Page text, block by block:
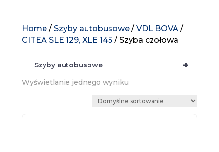
Home/ Szyby autobusowe/ VDL BOVA/
CITEA SLE 129, XLE 145/ Szyba czołowa
+
Szyby autobusowe
Wyświetlanie jednego wyniku